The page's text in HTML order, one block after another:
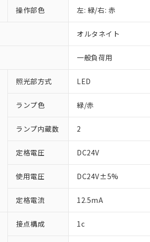
操作部色 左: 緑/右: 赤
オルタネイト
一般負荷用
照光部方式 LED
ランプ色 緑/赤
ランプ内蔵数 2
定格電圧 DC24V
使用電圧 DC24V±5%
定格電流 12.5mA
接点構成 1c